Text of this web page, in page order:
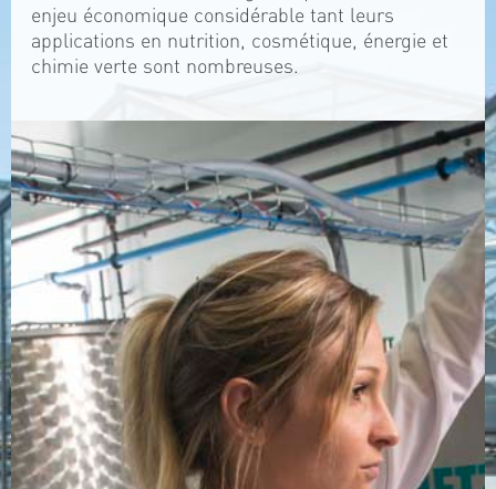
enjeu économique considérable tant leurs
applications en nutrition, cosmétique, énergie et
chimie verte sont nombreuses.